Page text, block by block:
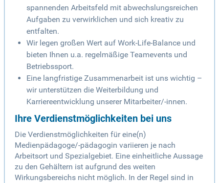
spannenden Arbeitsfeld mit abwechslungsreichen
Aufgaben zu verwirklichen und sich kreativ zu
entfalten.
Wir legen großen Wert auf Work-Life-Balance und
bieten Ihnen u.a. regelmäßige Teamevents und
Betriebssport.
Eine langfristige Zusammenarbeit ist uns wichtig –
wir unterstützen die Weiterbildung und
Karriereentwicklung unserer Mitarbeiter/-innen.
Ihre Verdienstmöglichkeiten bei uns
Die Verdienstmöglichkeiten für eine(n)
Medienpädagoge/-pädagogin variieren je nach
Arbeitsort und Spezialgebiet. Eine einheitliche Aussage
zu den Gehältern ist aufgrund des weiten
Wirkungsbereichs nicht möglich. In der Regel sind in